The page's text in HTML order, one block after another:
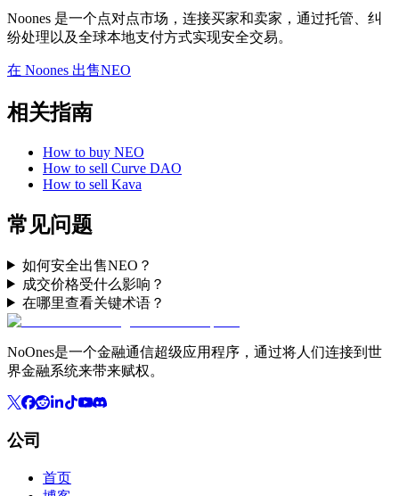
Noones 是一个点对点市场，连接买家和卖家，通过托管、纠
纷处理以及全球本地支付方式实现安全交易。
在 Noones 出售NEO
相关指南
How to buy NEO
How to sell Curve DAO
How to sell Kava
常见问题
如何安全出售NEO？
成交价格受什么影响？
在哪里查看关键术语？
NoOnes是一个金融通信超级应用程序，通过将人们连接到世
界金融系统来带来赋权。
公司
首页